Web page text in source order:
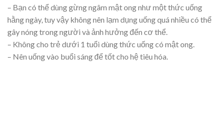
– Bạn có thể dùng gừng ngâm mật ong như một thức uống
hằng ngày, tuy vậy không nên lạm dụng uống quá nhiều có thể
gây nóng trong người và ảnh hưởng đến cơ thể.
– Không cho trẻ dưới 1 tuổi dùng thức uống có mật ong.
– Nên uống vào buổi sáng để tốt cho hệ tiêu hóa.